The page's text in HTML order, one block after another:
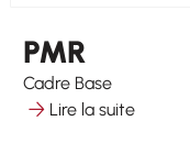
PMR
Cadre Base
Lire la suite